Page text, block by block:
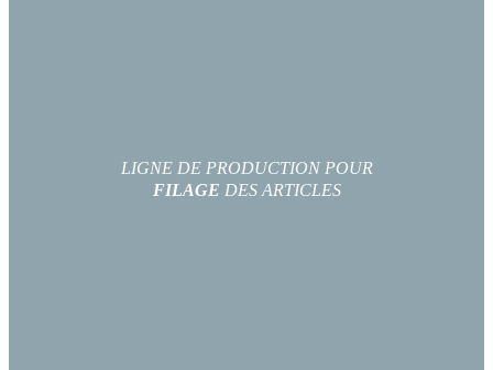
LIGNE DE PRODUCTION POUR
FILAGE DES ARTICLES